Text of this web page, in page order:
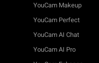
YouCam Makeup
YouCam Perfect
YouCam AI Chat
YouCam AI Pro